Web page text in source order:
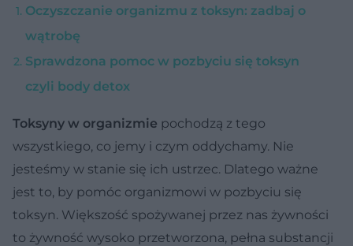
Oczyszczanie organizmu z toksyn: zadbaj o
wątrobę
Sprawdzona pomoc w pozbyciu się toksyn
czyli body detox
Toksyny w organizmie pochodzą z tego
wszystkiego, co jemy i czym oddychamy. Nie
jesteśmy w stanie się ich ustrzec. Dlatego ważne
jest to, by pomóc organizmowi w pozbyciu się
toksyn. Większość spożywanej przez nas żywności
to żywność wysoko przetworzona, pełna substancji